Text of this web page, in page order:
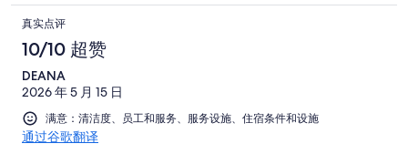
真实点评
10/10 超赞
DEANA
2026 年 5 月 15 日
满意：清洁度、员工和服务、服务设施、住宿条件和设施
通过谷歌翻译